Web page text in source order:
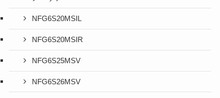
NFG6S20MSIL
NFG6S20MSIR
NFG6S25MSV
NFG6S26MSV